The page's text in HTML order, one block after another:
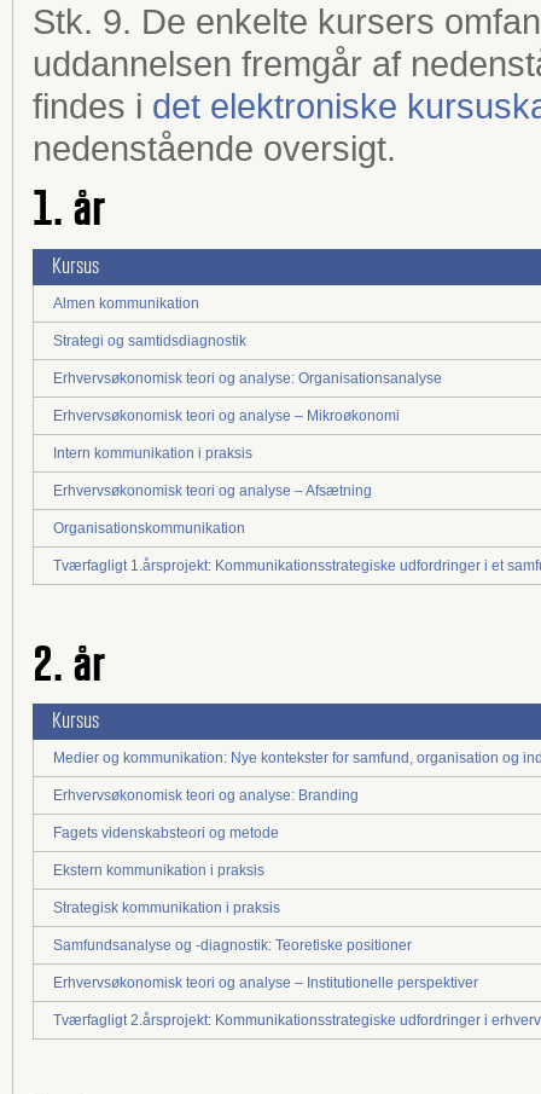
Stk. 9. De enkelte kursers
uddannelsen fremgår af
findes i det elektroniske
nedenstående oversigt.
1. år
Kursus
Almen kommunikation
Strategi og samtidsdiagnostik
Erhvervsøkonomisk teori og analyse: Organisationsanalyse
Erhvervsøkonomisk teori og analyse – Mikroøkonomi
Intern kommunikation i praksis
Erhvervsøkonomisk teori og analyse – Afsætning
Organisationskommunikation
Tværfagligt 1.årsprojekt: Kommunikationsstrategiske udfordringer i et
2. år
Kursus
Medier og kommunikation: Nye kontekster for samfund, organisation og
Erhvervsøkonomisk teori og analyse: Branding
Fagets videnskabsteori og metode
Ekstern kommunikation i praksis
Strategisk kommunikation i praksis
Samfundsanalyse og -diagnostik: Teoretiske positioner
Erhvervsøkonomisk teori og analyse – Institutionelle perspektiver
Tværfagligt 2.årsprojekt: Kommunikationsstrategiske udfordringer i